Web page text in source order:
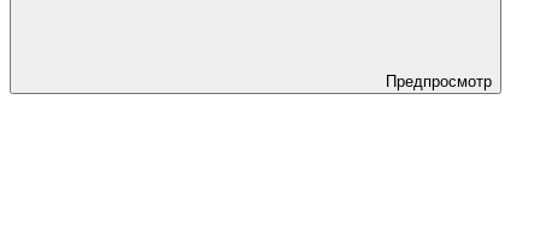
Предпросмотр